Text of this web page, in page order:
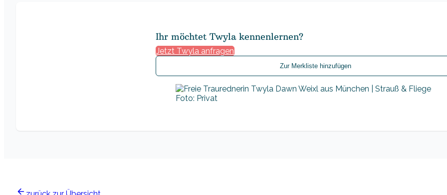
Ihr möchtet Twyla kennenlernen?
Jetzt Twyla anfragen
Zur Merkliste hinzufügen
Foto: Privat